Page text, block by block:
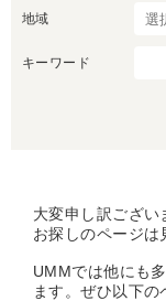
地域
キーワード
大変申し訳ござい
お探しのページは
UMMでは他にも
ます。ぜひ以下